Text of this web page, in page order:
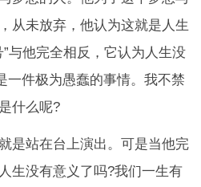
从未放弃，他认为这就是人生
与他完全相反，它认为人生没
一件极为愚蠢的事情。我不禁
什么呢?
是站在台上演出。可是当他完
生没有意义了吗?我们一生有